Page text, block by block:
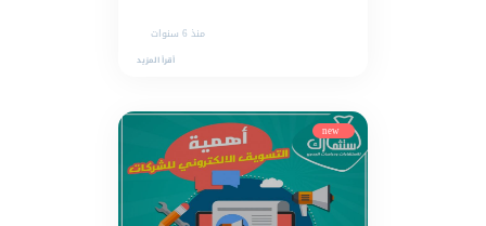
منذ 6 سنوات
أقرأ المزيد
new